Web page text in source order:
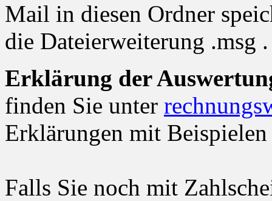
Mail in diesen Ordner
die Dateierweiterung .msg .
Erklärung der
finden Sie unter
Erklärungen mit
Falls Sie noch mit